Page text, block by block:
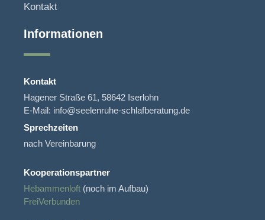
Kontakt
Informationen
Kontakt
Hagener Straße 61, 58642 Iserlohn
E-Mail: info@seelenruhe-schlafberatung.de
Sprechzeiten
nach Vereinbarung
Kooperationspartner
Hebammenloft (noch im Aufbau)
FreiVerbunden